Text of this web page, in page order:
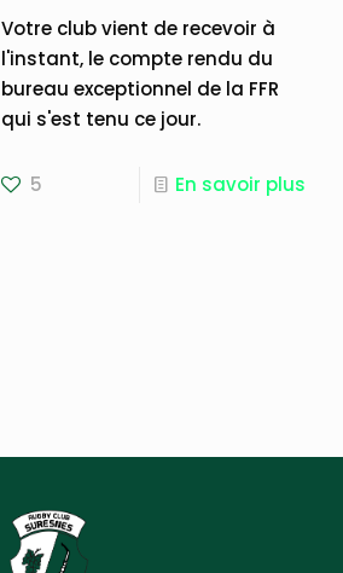
Votre club vient de recevoir à
l'instant, le compte rendu du
bureau exceptionnel de la FFR
qui s'est tenu ce jour.
5 En savoir plus